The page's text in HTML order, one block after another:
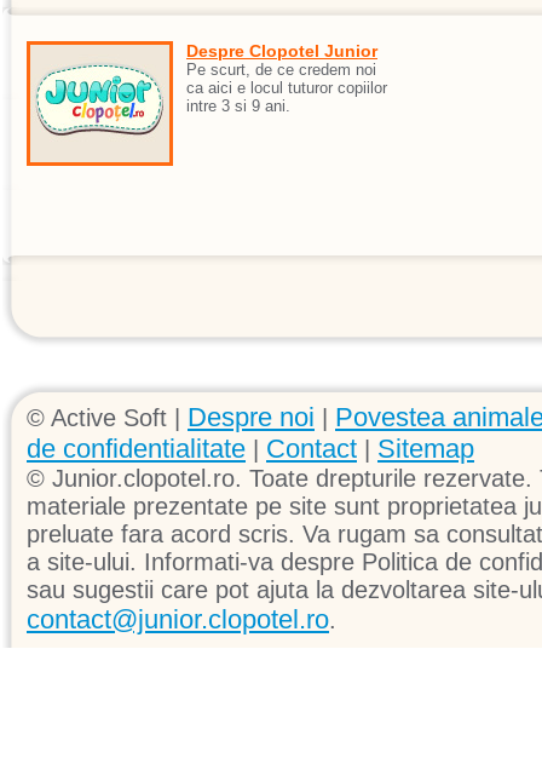
Despre Clopotel Junior
Pe scurt, de ce credem noi
ca aici e locul tuturor copiilor
intre 3 si 9 ani.
© Active Soft | Despre noi
Povestea
de confidentialitate
Contact Sitemap
© Junior.clopotel.ro. Toate drepturile
materiale prezentate pe site sunt proprietatea
preluate fara acord scris. Va rugam sa
a site-ului. Informati-va despre Politica de
sau sugestii care pot ajuta la dezvoltarea site-
contact@junior.clopotel.ro.